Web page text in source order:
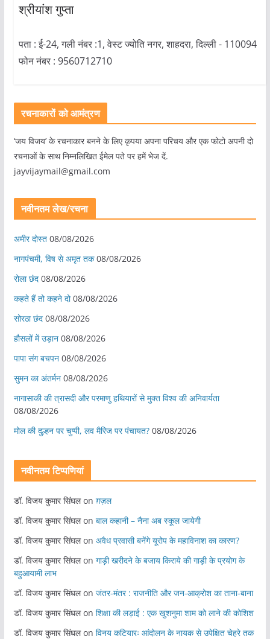
श्रीयांश गुप्ता
पता : ई-24, गली नंबर :1, वेस्ट ज्योति नगर, शाहदरा, दिल्ली - 110094
फोन नंबर : 9560712710
रचनाकारों को आमंत्रण
‘जय विजय’ के रचनाकार बनने के लिए कृपया अपना परिचय और एक फोटो अपनी दो
रचनाओं के साथ निम्नलिखित ईमेल पते पर हमें भेज दें.
jayvijaymail@gmail.com
नवीनतम लेख/रचना
अमीर दोस्त 08/08/2026
नागपंचमी, ​विष से अमृत तक 08/08/2026
रोला छंद 08/08/2026
कहते हैं तो कहने दो 08/08/2026
सोरठा छंद 08/08/2026
हौसलों में उड़ान 08/08/2026
पापा संग बचपन 08/08/2026
सुमन का अंतर्मन 08/08/2026
नागासाकी की त्रासदी और परमाणु हथियारों से मुक्त विश्व की अनिवार्यता
08/08/2026
मोल की दुल्हन पर चुप्पी, लव मैरिज पर पंचायत? 08/08/2026
नवीनतम टिप्पणियां
डॉ. विजय कुमार सिंघलon ग़ज़ल
डॉ. विजय कुमार सिंघलon बाल कहानी – नैना अब स्कूल जायेगी
डॉ. विजय कुमार सिंघलon अवैध प्रवासी बनेंगे यूरोप के महाविनाश का कारण?
डॉ. विजय कुमार सिंघलon गाड़ी खरीदने के बजाय किराये की गाड़ी के प्रयोग के
बहुआयामी लाभ
डॉ. विजय कुमार सिंघलon जंतर-मंतर : राजनीति और जन-आक्रोश का ताना-बाना
डॉ. विजय कुमार सिंघलon शिक्षा की लड़ाई : एक खुशनुमा शाम को लाने की कोशिश
डॉ. विजय कुमार सिंघलon विनय कटियारः आंदोलन के नायक से उपेक्षित चेहरे तक